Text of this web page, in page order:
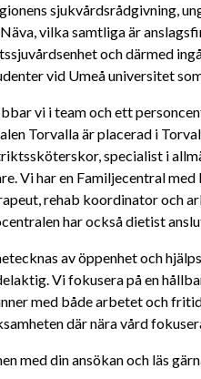
sjukvårdsrådgivning,
vilka samtliga är
och därmed
vid Umeå universitet
vi i team och ett
Torvalla är placerad i
specialist i
Vi har en Familjecentral
rehab koordinator och
har också dietist
av öppenhet och
Vi fokusera på en
med både arbetet och
där nära vård
med din ansökan och läs